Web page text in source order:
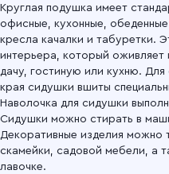
Круглая подушка имеет
офисные, кухонные,
кресла качалки и табуретки.
интерьера, который
дачу, гостиную или кухню.
края сидушки вшиты
Наволочка для сидушки
Сидушки можно стирать в
Декоративные изделия можно
скамейки, садовой мебели, а
лавочке.